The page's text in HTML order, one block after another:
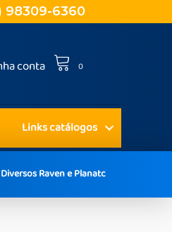
98309-6360
conta 0
Links catálogos
Raven e Planatc